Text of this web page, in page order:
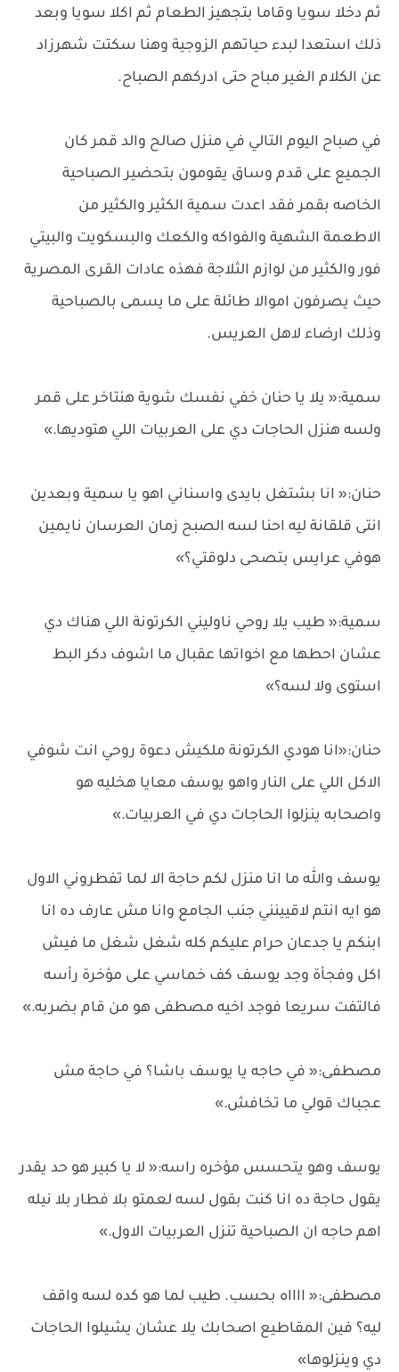
ثم دخلا سويا وقاما بتجهيز الطعام ثم اكلا سويا وبعد
ذلك استعدا لبدء حياتهم الزوجية وهنا سكتت شهرزاد
عن الكلام الغير مباح حتى ادركهم الصباح.
في صباح اليوم التالي في منزل صالح والد قمر كان
الجميع على قدم وساق يقومون بتحضير الصباحية
الخاصه بقمر فقد اعدت سمية الكثير والكثير من
الاطعمة الشهية والفواكه والكعك والبسكويت والبيتي
فور والكثير من لوازم الثلاجة فهذه عادات القرى المصرية
حيث يصرفون اموالا طائلة على ما يسمى بالصباحية
وذلك ارضاء لاهل العريس.
سمية:« يلا يا حنان خفي نفسك شوية هنتاخر على قمر
ولسه هنزل الحاجات دي على العربيات اللي هتوديها.»
حنان:« انا بشتغل بايدى واسناني اهو يا سمية وبعدين
انتى قلقانة ليه احنا لسه الصبح زمان العرسان نايمين
هوفي عرايس بتصحى دلوقتي؟»
سمية:« طيب يلا روحي ناوليني الكرتونة اللي هناك دي
عشان احطها مع اخواتها عقبال ما اشوف دكر البط
استوى ولا لسه؟»
حنان:«انا هودي الكرتونة ملكيش دعوة روحي انت شوفي
الاكل اللي على النار واهو يوسف معايا هخليه هو
واصحابه ينزلوا الحاجات دي في العربيات.»
يوسف والله ما انا منزل لكم حاجة الا لما تفطروني الاول
هو ايه انتم لاقيينني جنب الجامع وانا مش عارف ده انا
ابنكم يا جدعان حرام عليكم كله شغل شغل ما فيش
اكل وفجأة وجد يوسف كف خماسي على مؤخرة رأسه
فالتفت سريعا فوجد اخيه مصطفى هو من قام بضربه.»
مصطفى:« في حاجه يا يوسف باشا؟ في حاجة مش
عجباك قولي ما تخافش.»
يوسف وهو يتحسس مؤخره راسه:« لا يا كبير هو حد يقدر
يقول حاجة ده انا كنت بقول لسه لعمتو بلا فطار بلا نيله
اهم حاجه ان الصباحية تنزل العربيات الاول.»
مصطفى:« ااااه بحسب. طيب لما هو كده لسه واقف
ليه؟ فين المقاطيع اصحابك يلا عشان يشيلوا الحاجات
دي وينزلوها»